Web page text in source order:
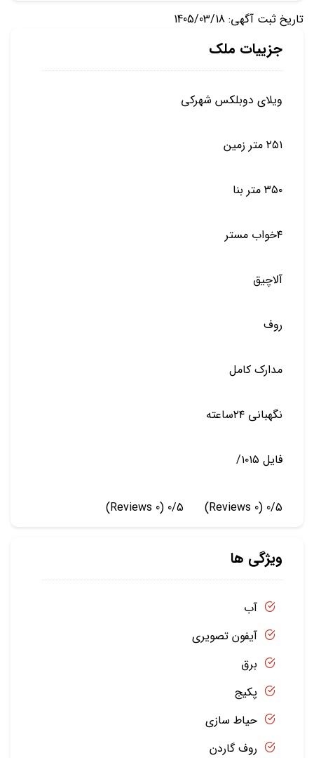
تاریخ ثبت آگهی: 1405/03/18
جزییات ملک
ویلای دوبلکس شهرکی
۲۵۱ متر زمین
۳۵۰ متر بنا
۴خواب مستر
آلاچیق
روف
مدارک کامل
نگهبانی ۲۴ساعته
فایل ۱۰۱۵/
0/5
(0 Reviews)
0/5
(0 Reviews)
ویژگی ها
آب
آیفون تصویری
برق
پکیج
حیاط سازی
روف گاردن